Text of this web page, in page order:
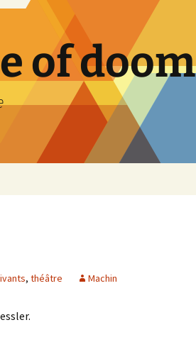
of doom
, théâtre Machin